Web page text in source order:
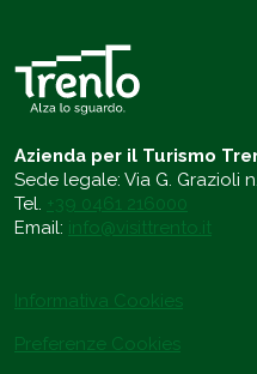
Azienda per il Turismo
Sede legale: Via G. Grazioli
Tel. +39 0461 216000
Email: info@visittrento.it
Informativa Cookies
Preferenze Cookies